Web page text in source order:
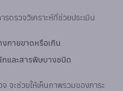
รตรวจวิเคราะห์ที่ช่วยประเมิน
กายขาดหรือเกิน
กและสารพิษบางชนิด
จะช่วยให้เห็นภาพรวมของภาระ